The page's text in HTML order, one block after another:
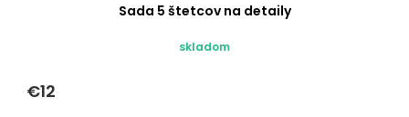
Sada 5 štetcov na detaily
skladom
€12